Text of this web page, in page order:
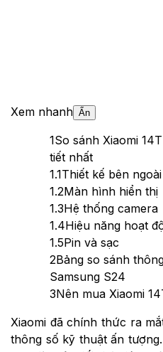
Xem nhanh Ẩn
1So sánh Xiaomi
tiết nhất
1.1Thiết kế bên ngoài
1.2Màn hình hiển thị
1.3Hệ thống camera
1.4Hiệu năng hoạt
1.5Pin và sạc
2Bảng so sánh
Samsung S24
3Nên mua Xiaomi
Xiaomi đã chính thức ra
thông số kỹ thuật ấn